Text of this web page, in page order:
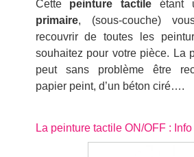
Cette peinture tactile étant
primaire, (sous-couche)
recouvrir de toutes les
souhaitez pour votre pièce. La
peut sans problème être
papier peint, d’un béton ciré….
La peinture tactile ON/OFF :